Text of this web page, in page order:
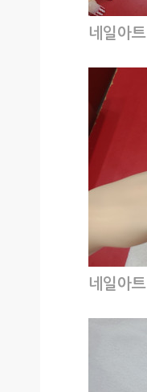
네일아트
네일아트